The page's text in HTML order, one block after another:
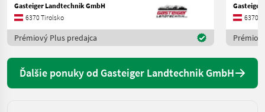
Gasteiger Landtechnik GmbH
6370 Tirolsko
Prémiový Plus predajca
Gasteiger
6370
Ďalšie ponuky od Gasteiger Landtechnik GmbH